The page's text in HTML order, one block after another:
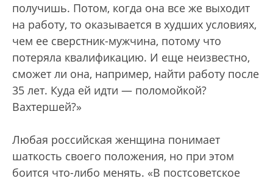
получишь. Потом, когда она все же выходит
на работу, то оказывается в худших условиях,
чем ее сверстник-мужчина, потому что
потеряла квалификацию. И еще неизвестно,
сможет ли она, например, найти работу после
35 лет. Куда ей идти — поломойкой?
Вахтершей?»
Любая российская женщина понимает
шаткость своего положения, но при этом
боится что-либо менять. «В постсоветское